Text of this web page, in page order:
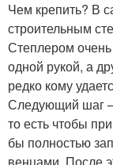
Чем крепить? В
строительным
Степлером
одной рукой, а
редко кому
Следующий шаг –
то есть чтобы
бы полностью